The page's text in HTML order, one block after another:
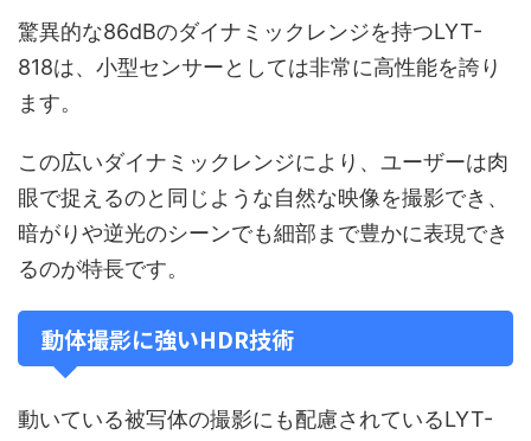
驚異的な86dBのダイナミックレンジを持つLYT-
818は、小型センサーとしては非常に高性能を誇り
ます。
この広いダイナミックレンジにより、ユーザーは肉
眼で捉えるのと同じような自然な映像を撮影でき、
暗がりや逆光のシーンでも細部まで豊かに表現でき
るのが特長です。
動体撮影に強いHDR技術
動いている被写体の撮影にも配慮されているLYT-